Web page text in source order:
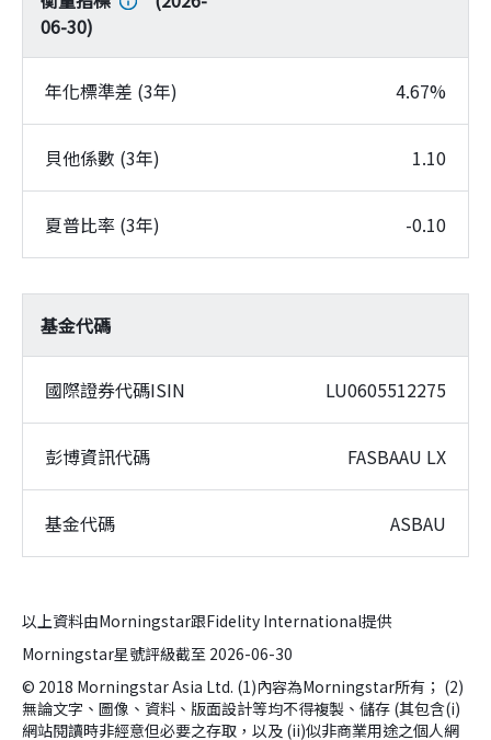
06-30)
年化標準差 (3年) 4.67%
貝他係數 (3年) 1.10
夏普比率 (3年) -0.10
基金代碼
國際證券代碼ISIN LU0605512275
彭博資訊代碼 FASBAAU LX
基金代碼 ASBAU
以上資料由Morningstar跟Fidelity International提供
Morningstar星號評級截至 2026-06-30
© 2018 Morningstar Asia Ltd. (1)內容為Morningstar所有； (2)
無論文字、圖像、資料、版面設計等均不得複製、儲存 (其包含(i)
網站閱讀時非經意但必要之存取，以及 (ii)似非商業用途之個人網